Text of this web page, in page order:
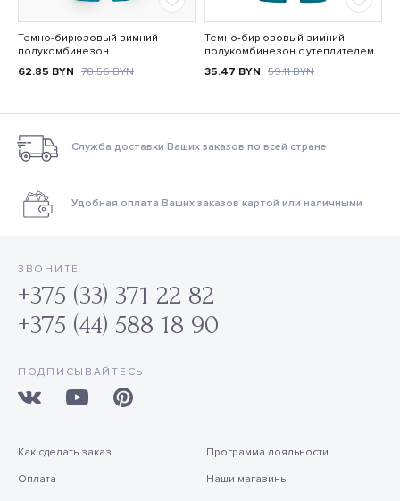
Темно-бирюзовый зимний
полукомбинезон
62.85 BYN 78.56BYN
Темно-бирюзовый зимний
полукомбинезон с утеплителем
35.47 BYN 59.11BYN
Служба доставки Ваших заказов по всей стране
Удобная оплата Ваших заказов картой или наличными
ЗВОНИТЕ
+375 (33) 371 22 82
+375 (44) 588 18 90
ПОДПИСЫВАЙТЕСЬ
Как сделать заказ
Оплата
Программа лояльности
Наши магазины